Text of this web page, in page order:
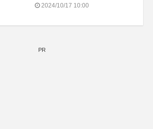
共催：渋谷区、SHIBUYA AWARDS
2024/10/17 10:00
PR